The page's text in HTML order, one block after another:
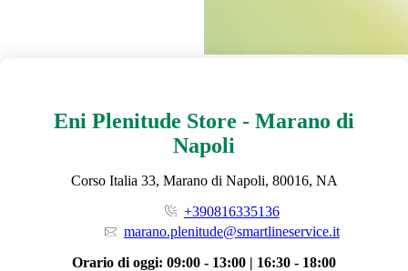
Eni Plenitude Store - Marano di
Napoli
Corso Italia 33, Marano di Napoli, 80016, NA
+390816335136
marano.plenitude@smartlineservice.it
Orario di oggi: 09:00 - 13:00 | 16:30 - 18:00